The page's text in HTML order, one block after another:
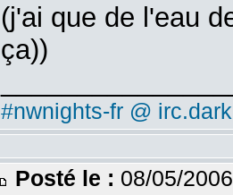
(j'ai que de l'eau
ça))
#nwnights-fr @
Posté le : 08/05/